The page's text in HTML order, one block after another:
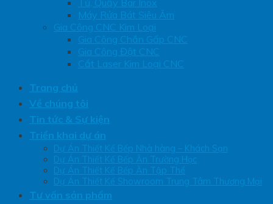
Tủ, Quầy Bar Inox
Máy Rửa Bát Siêu Âm
Gia Công CNC Kim Loại
Gia Công Chắn Gấp CNC
Gia Công Đột CNC
Cắt Laser Kim Loại CNC
Trang chủ
Về chúng tôi
Tin tức & Sự kiện
Triển khai dự án
Dự Án Thiết Kế Bếp Nhà hàng – Khách Sạn
Dự Án Thiết Kế Bếp Ăn Trường Học
Dự Án Thiết Kế Bếp Ăn Tập Thể
Dự Án Thiết Kế Showroom Trung Tâm Thương Mại
Tư vấn sản phẩm